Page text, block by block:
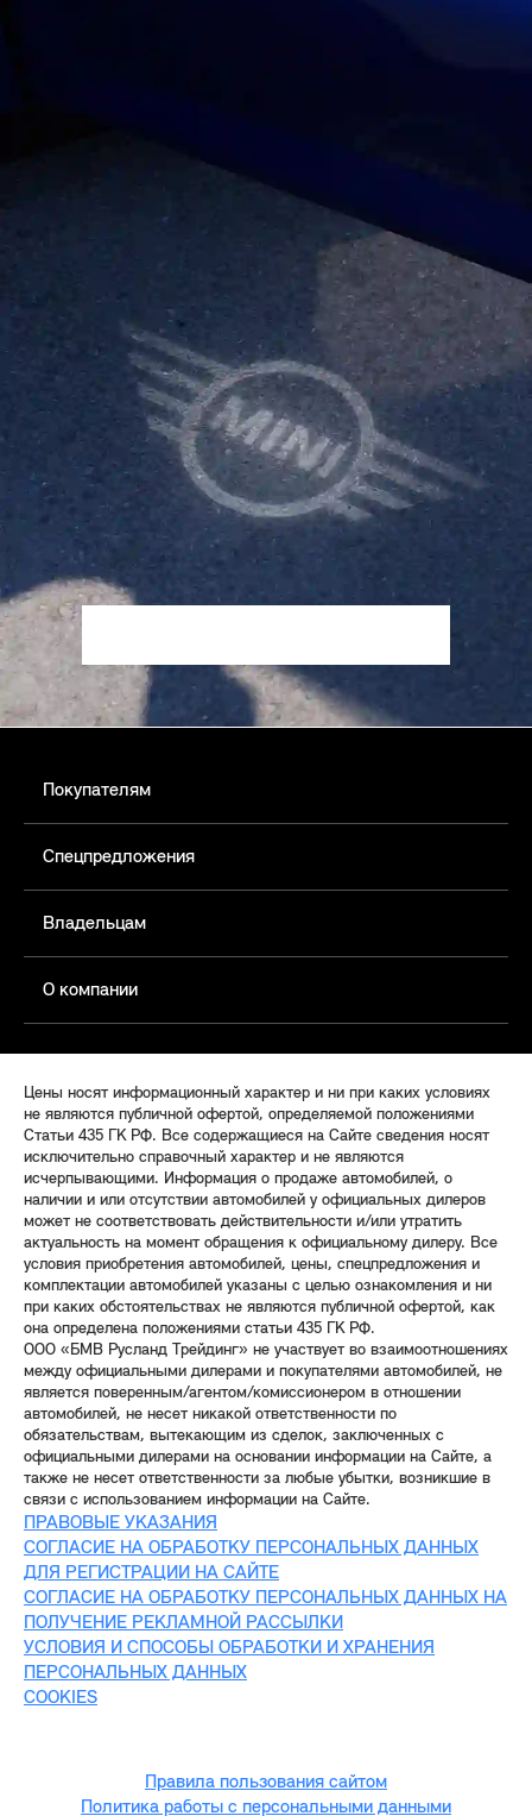
Покупателям
Спецпредложения
Владельцам
О компании
Цены носят информационный характер и ни при каких условиях
не являются публичной офертой, определяемой положениями
Статьи 435 ГК РФ. Все содержащиеся на Сайте сведения носят
исключительно справочный характер и не являются
исчерпывающими. Информация о продаже автомобилей, о
наличии и или отсутствии автомобилей у официальных дилеров
может не соответствовать действительности и/или утратить
актуальность на момент обращения к официальному дилеру. Все
условия приобретения автомобилей, цены, спецпредложения и
комплектации автомобилей указаны с целью ознакомления и ни
при каких обстоятельствах не являются публичной офертой, как
она определена положениями статьи 435 ГК РФ.
ООО «БМВ Русланд Трейдинг» не участвует во взаимоотношениях
между официальными дилерами и покупателями автомобилей, не
является поверенным/агентом/комиссионером в отношении
автомобилей, не несет никакой ответственности по
обязательствам, вытекающим из сделок, заключенных с
официальными дилерами на основании информации на Сайте, а
также не несет ответственности за любые убытки, возникшие в
связи с использованием информации на Сайте.
ПРАВОВЫЕ УКАЗАНИЯ
СОГЛАСИЕ НА ОБРАБОТКУ ПЕРСОНАЛЬНЫХ ДАННЫХ
ДЛЯ РЕГИСТРАЦИИ НА САЙТЕ
СОГЛАСИЕ НА ОБРАБОТКУ ПЕРСОНАЛЬНЫХ ДАННЫХ НА
ПОЛУЧЕНИЕ РЕКЛАМНОЙ РАССЫЛКИ
УСЛОВИЯ И СПОСОБЫ ОБРАБОТКИ И ХРАНЕНИЯ
ПЕРСОНАЛЬНЫХ ДАННЫХ
COOKIES
Правила пользования сайтом
Политика работы с персональными данными